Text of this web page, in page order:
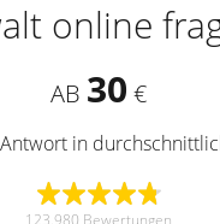
online
AB 30 €
in
123.980 Bewertungen